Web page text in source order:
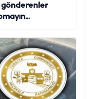
gönderenler